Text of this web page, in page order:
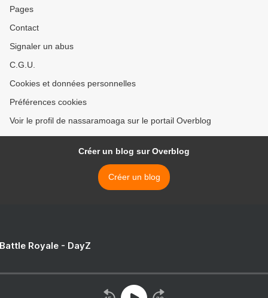
Pages
Contact
Signaler un abus
C.G.U.
Cookies et données personnelles
Préférences cookies
Voir le profil de nassaramoaga sur le portail Overblog
Créer un blog sur Overblog
Créer un blog
Royale - DayZ